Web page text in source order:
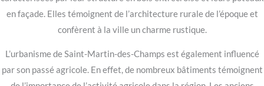
en façade. Elles témoignent de l’architecture rurale de l’époque et
confèrent à la ville un charme rustique.
L’urbanisme de Saint-Martin-des-Champs est également influencé
par son passé agricole. En effet, de nombreux bâtiments témoignent